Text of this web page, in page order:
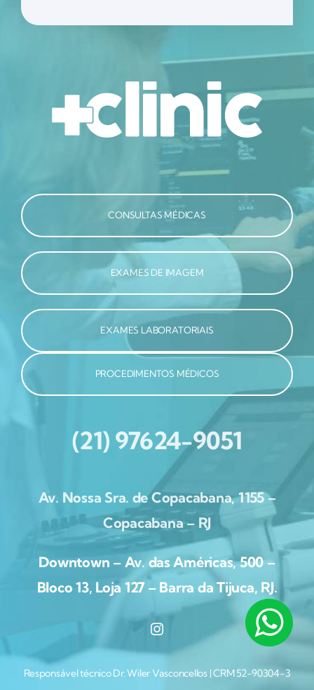
CONSULTAS MÉDICAS
EXAMES DE IMAGEM
EXAMES LABORATORIAIS
PROCEDIMENTOS MÉDICOS
(21) 97624-9051
Av. Nossa Sra. de Copacabana, 1155 –
Copacabana – RJ
Downtown – Av. das Américas, 500 –
Bloco 13, Loja 127 – Barra da Tijuca, RJ.
Responsável técnico Dr. Wiler Vasconcellos | CRM 52-90304-3